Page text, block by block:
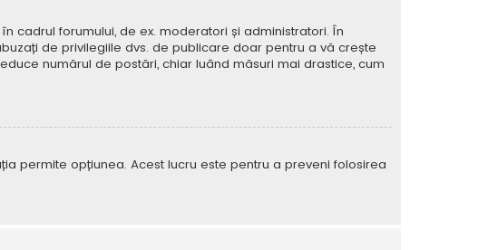
cadrul forumului, de ex. moderatori și administratori. În
de privilegiile dvs. de publicare doar pentru a vă crește
numărul de postări, chiar luând măsuri mai drastice, cum
permite opțiunea. Acest lucru este pentru a preveni folosirea